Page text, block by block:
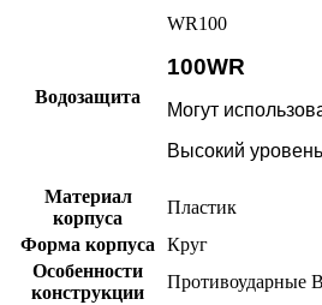
Водозащита
WR100
100WR
Могут
Высокий
Материал
корпуса
Пластик
Форма корпуса
Круг
Особенности
конструкции
Противоударные